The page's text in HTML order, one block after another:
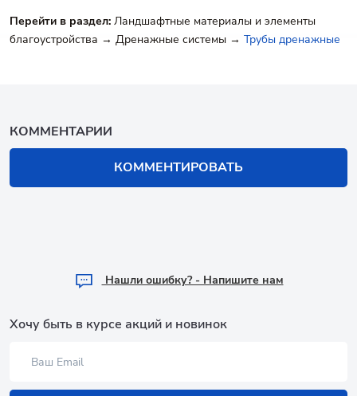
Перейти в раздел: Ландшафтные материалы и элементы
благоустройства → Дренажные системы → Трубы дренажные
КОММЕНТАРИИ
КОММЕНТИРОВАТЬ
Hашли ошибку? - Напишите нам
Хочу быть в курсе акций и новинок